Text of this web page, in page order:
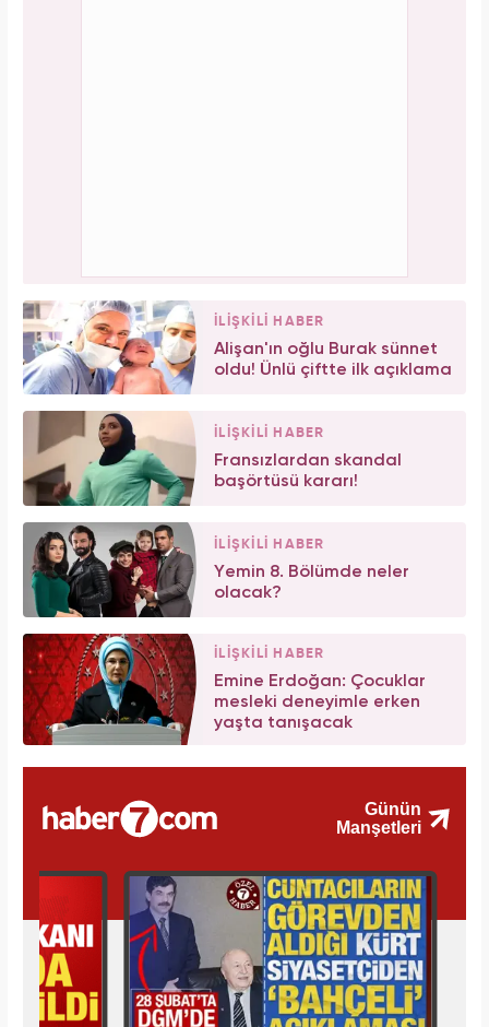
İLİŞKİLİ HABER
Alişan'ın oğlu Burak sünnet
oldu! Ünlü çiftte ilk açıklama
İLİŞKİLİ HABER
Fransızlardan skandal
başörtüsü kararı!
İLİŞKİLİ HABER
Yemin 8. Bölümde neler
olacak?
İLİŞKİLİ HABER
Emine Erdoğan: Çocuklar
mesleki deneyimle erken
yaşta tanışacak